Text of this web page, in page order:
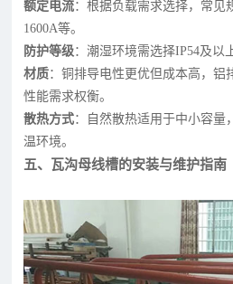
额定电流：根据负载需求选择，常见
1600A等。
防护等级：潮湿环境需选择IP54及以
材质：铜排导电性更优但成本高，铝
性能需求权衡。
散热方式：自然散热适用于中小容量
温环境。
五、瓦沟母线槽的安装与维护指南